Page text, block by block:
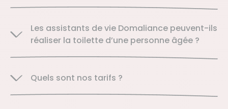
Les assistants de vie Domaliance peuvent-ils
réaliser la toilette d’une personne âgée ?
Quels sont nos tarifs ?